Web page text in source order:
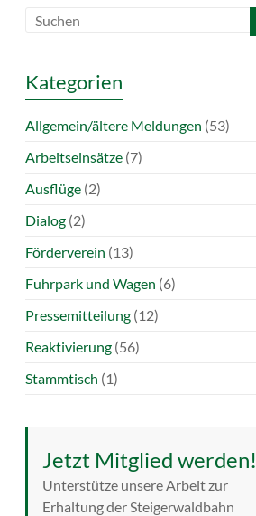
Kategorien
Allgemein/ältere Meldungen (53)
Arbeitseinsätze (7)
Ausflüge (2)
Dialog (2)
Förderverein (13)
Fuhrpark und Wagen (6)
Pressemitteilung (12)
Reaktivierung (56)
Stammtisch (1)
Jetzt Mitglied werden!
Unterstütze unsere Arbeit zur
Erhaltung der Steigerwaldbahn